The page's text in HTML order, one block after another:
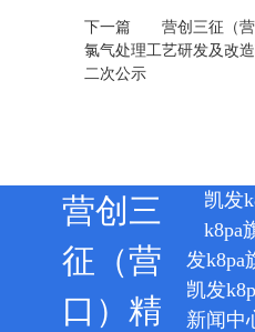
下一篇
营创三征（
氯气处理工艺研发及改
二次公示
营创三
征（营
口）精
凯发
k8pa
发k8pa
凯发
新闻中